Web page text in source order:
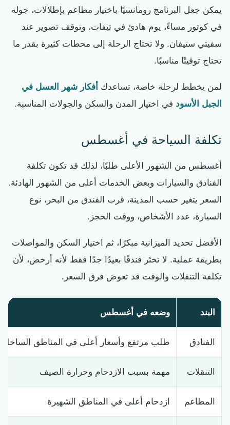
يمكن جعل البرنامج رومانسيًا باختيار مطاعم بإطلالات، جولة
في كوتور مساءً، يوم هادئ في تيفات، وتوقف تصوير عند
سفيتي ستيفان. ولا تحتاج الرحلة إلى محطات كثيرة بقدر ما
تحتاج توقيتًا مناسبًا.
لمن يخطط لرحلة خاصة، تساعدك أفكار شهر العسل في
الجبل الأسود في اختيار المدن والسكن والجولات المناسبة.
تكلفة السياحة في أغسطس
أغسطس من الشهور الأعلى طلبًا، لذلك قد تكون تكلفة
الفنادق والسيارات وبعض الخدمات أعلى من الشهور الهادئة.
السعر يتغير حسب المدينة، قرب الفندق من البحر، نوع
السيارة، عدد الأشخاص، ووقت الحجز.
الأفضل تحديد الميزانية مبكرًا، ثم اختيار السكن والمواصلات
بطريقة عملية. لا تختَر فندقًا بعيدًا جدًا فقط لأنه أرخص، لأن
تكلفة التنقلات والوقت قد تعوض فرق السعر.
البند وضعه في أغسطس
الفنادق طلب مرتفع وأسعار أعلى في المناطق الساحلية
التنقلات مهمة بسبب الازدحام وحرارة الصيف
المطاعم ازدحام أعلى في المناطق الشهيرة